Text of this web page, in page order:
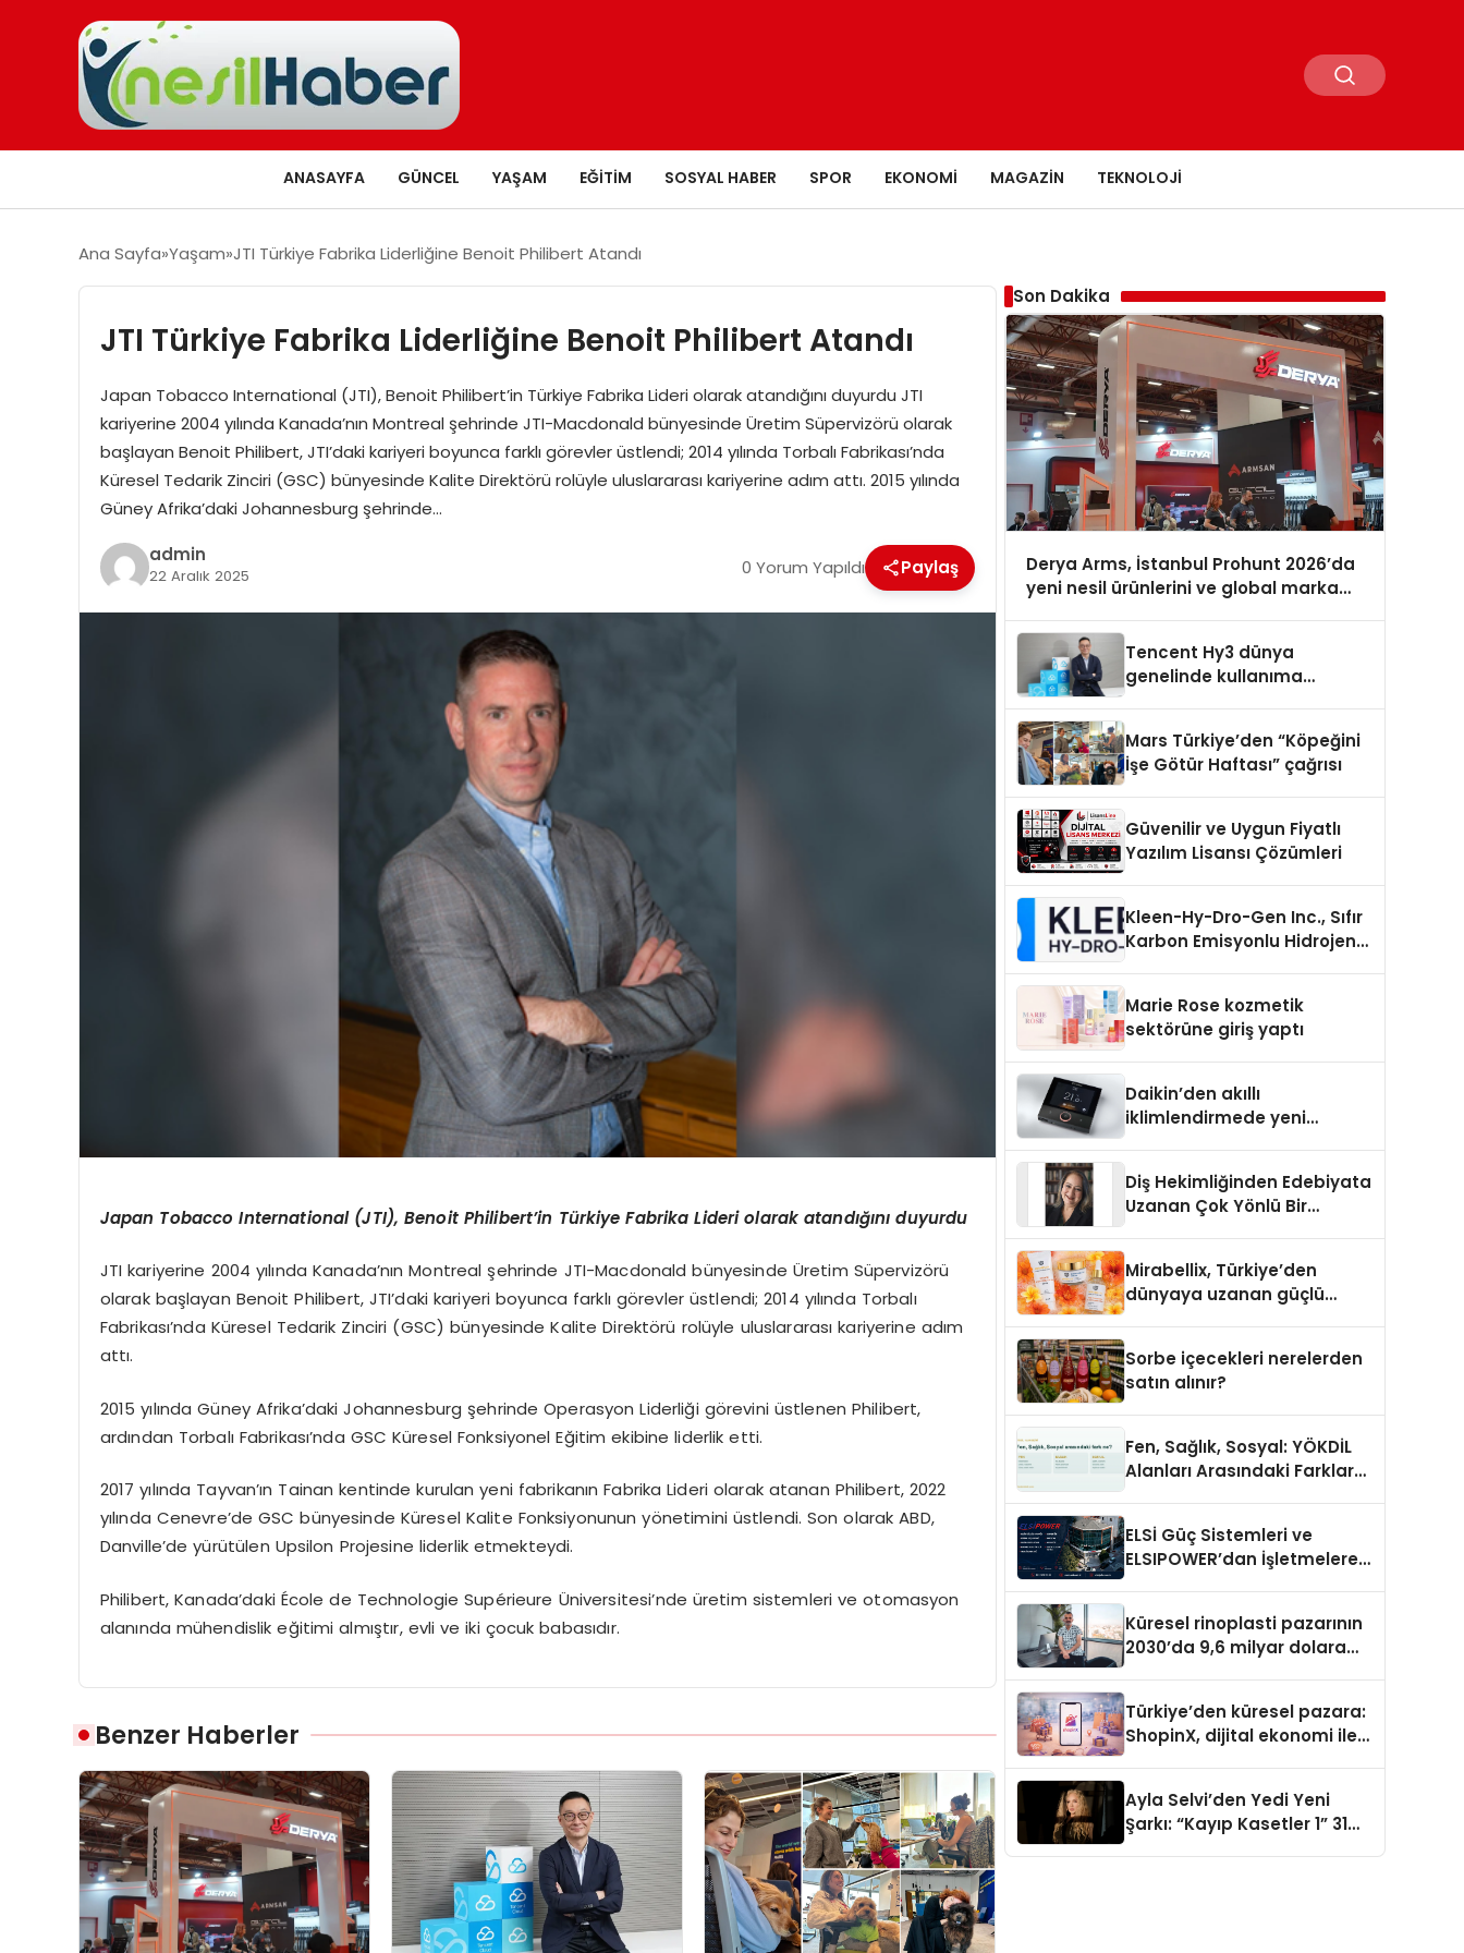
ANASAYFA GÜNCEL YAŞAM EĞITIM SOSYAL HABER SPOR EKONOMI MAGAZIN TEKNOLOJI
Ana Sayfa Yaşam JTI Türkiye Fabrika Liderliğine Benoit Philibert Atandı
JTI Türkiye Fabrika Liderliğine Benoit Philibert Atandı
Japan Tobacco International (JTI), Benoit Philibert’in Türkiye Fabrika Lideri olarak atandığını duyurdu JTI
kariyerine 2004 yılında Kanada’nın Montreal şehrinde JTI-Macdonald bünyesinde Üretim Süpervizörü olarak
başlayan Benoit Philibert, JTI’daki kariyeri boyunca farklı görevler üstlendi; 2014 yılında Torbalı Fabrikası’nda
Küresel Tedarik Zinciri (GSC) bünyesinde Kalite Direktörü rolüyle uluslararası kariyerine adım attı. 2015 yılında
Güney Afrika’daki Johannesburg şehrinde…
admin
22 Aralık 2025 0 Yorum Yapıldı Paylaş
Japan Tobacco International (JTI), Benoit Philibert’in Türkiye Fabrika Lideri olarak atandığını duyurdu
JTI kariyerine 2004 yılında Kanada’nın Montreal şehrinde JTI-Macdonald bünyesinde Üretim Süpervizörü
olarak başlayan Benoit Philibert, JTI’daki kariyeri boyunca farklı görevler üstlendi; 2014 yılında Torbalı
Fabrikası’nda Küresel Tedarik Zinciri (GSC) bünyesinde Kalite Direktörü rolüyle uluslararası kariyerine adım
attı.
2015 yılında Güney Afrika’daki Johannesburg şehrinde Operasyon Liderliği görevini üstlenen Philibert,
ardından Torbalı Fabrikası’nda GSC Küresel Fonksiyonel Eğitim ekibine liderlik etti.
2017 yılında Tayvan’ın Tainan kentinde kurulan yeni fabrikanın Fabrika Lideri olarak atanan Philibert, 2022
yılında Cenevre’de GSC bünyesinde Küresel Kalite Fonksiyonunun yönetimini üstlendi. Son olarak ABD,
Danville’de yürütülen Upsilon Projesine liderlik etmekteydi.
Philibert,Kanada’daki École de Technologie Supérieure Üniversitesi’nde üretim sistemleri ve otomasyon
alanında mühendislik eğitimi almıştır, evli ve iki çocuk babasıdır.
Benzer Haberler
Son Dakika
Derya Arms, İstanbul Prohunt 2026’da
yeni nesil ürünlerini ve global marka
Tencent Hy3 dünya
genelinde kullanıma
Mars Türkiye’den “Köpeğini
İşe Götür Haftası” çağrısı
Güvenilir ve Uygun Fiyatlı
Yazılım Lisansı Çözümleri
Kleen-Hy-Dro-Gen Inc., Sıfır
Karbon Emisyonlu Hidrojen
Aldı
Marie Rose kozmetik
sektörüne giriş yaptı
Daikin’den akıllı
iklimlendirmede yeni
Diş Hekimliğinden Edebiyata
Uzanan Çok Yönlü Bir
Mirabellix, Türkiye’den
dünyaya uzanan güçlü
Sorbe içecekleri nerelerden
satın alınır?
Fen, Sağlık, Sosyal: YÖKDİL
Alanları Arasındaki Farklar
ELSİ Güç Sistemleri ve
ELSIPOWER’dan İşletmelere
Küresel rinoplasti pazarının
2030’da 9,6 milyar dolara
Türkiye’den küresel pazara:
ShopinX, dijital ekonomi ile
Ayla Selvi’den Yedi Yeni
Şarkı: “Kayıp Kasetler 1” 31